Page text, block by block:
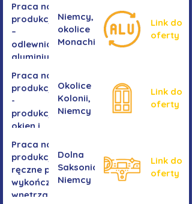
Praca na
produkcji
–
odlewnia
aluminium
Niemcy,
okolice
Monachium
Link do
oferty
Praca na
produkcji
-
produkcja
okien i
Okolice
Kolonii,
Niemcy
Link do
oferty
Praca na
produkcji -
ręczne prace
wykończeniowe
wnętrza aut
Dolna
Saksonia,
Niemcy
Link do
oferty